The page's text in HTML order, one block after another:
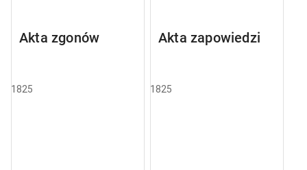
Akta zgonów
1825
Akta zapowiedzi
1825